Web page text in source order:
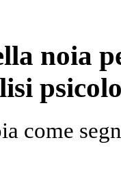
noia
come